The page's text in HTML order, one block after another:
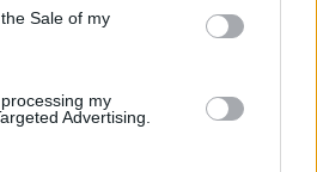
Sale of my
my
Advertising.
Ολλανδία
και δύο ακόμη
για την